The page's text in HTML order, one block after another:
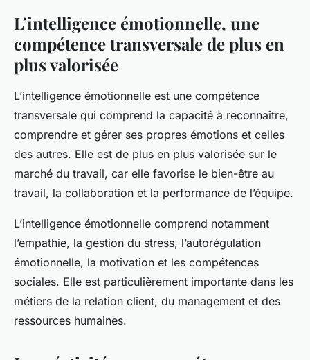
L’intelligence émotionnelle, une
compétence transversale de plus en
plus valorisée
L’intelligence émotionnelle est une compétence
transversale qui comprend la capacité à reconnaître,
comprendre et gérer ses propres émotions et celles
des autres. Elle est de plus en plus valorisée sur le
marché du travail, car elle favorise le bien-être au
travail, la collaboration et la performance de l’équipe.
L’intelligence émotionnelle comprend notamment
l’empathie, la gestion du stress, l’autorégulation
émotionnelle, la motivation et les compétences
sociales. Elle est particulièrement importante dans les
métiers de la relation client, du management et des
ressources humaines.